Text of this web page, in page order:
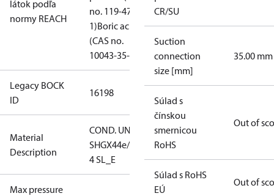
látok podľa
normy REACH
no. 119-47-
1)Boric acid
(CAS no.
10043-35-3)
Legacy BOCK
ID
16198
Material
Description
COND. UNIT
SHGX44e/475-
4 SL_E
Max pressure
CR/SU
Suction
connection
size [mm]
35.00 mm
Súlad s
čínskou
smernicou
RoHS
Out of
Súlad s RoHS
EÚ
Out of